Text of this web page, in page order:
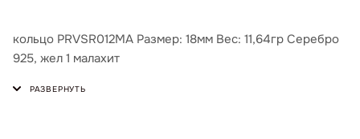
кольцо PRVSR012MA Размер: 18мм Вес: 11,64гр Серебро
925, жел 1 малахит